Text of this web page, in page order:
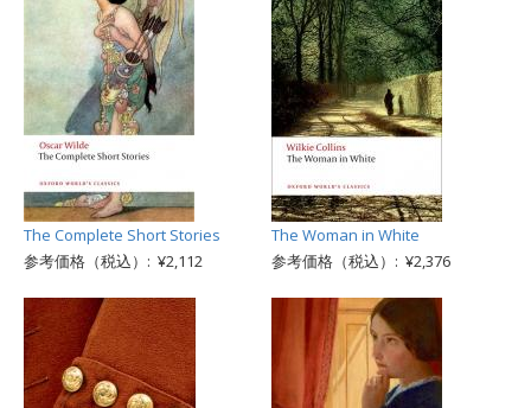
The Complete Short Stories
参考価格（税込）: ¥2,112
The Woman in White
参考価格（税込）: ¥2,376